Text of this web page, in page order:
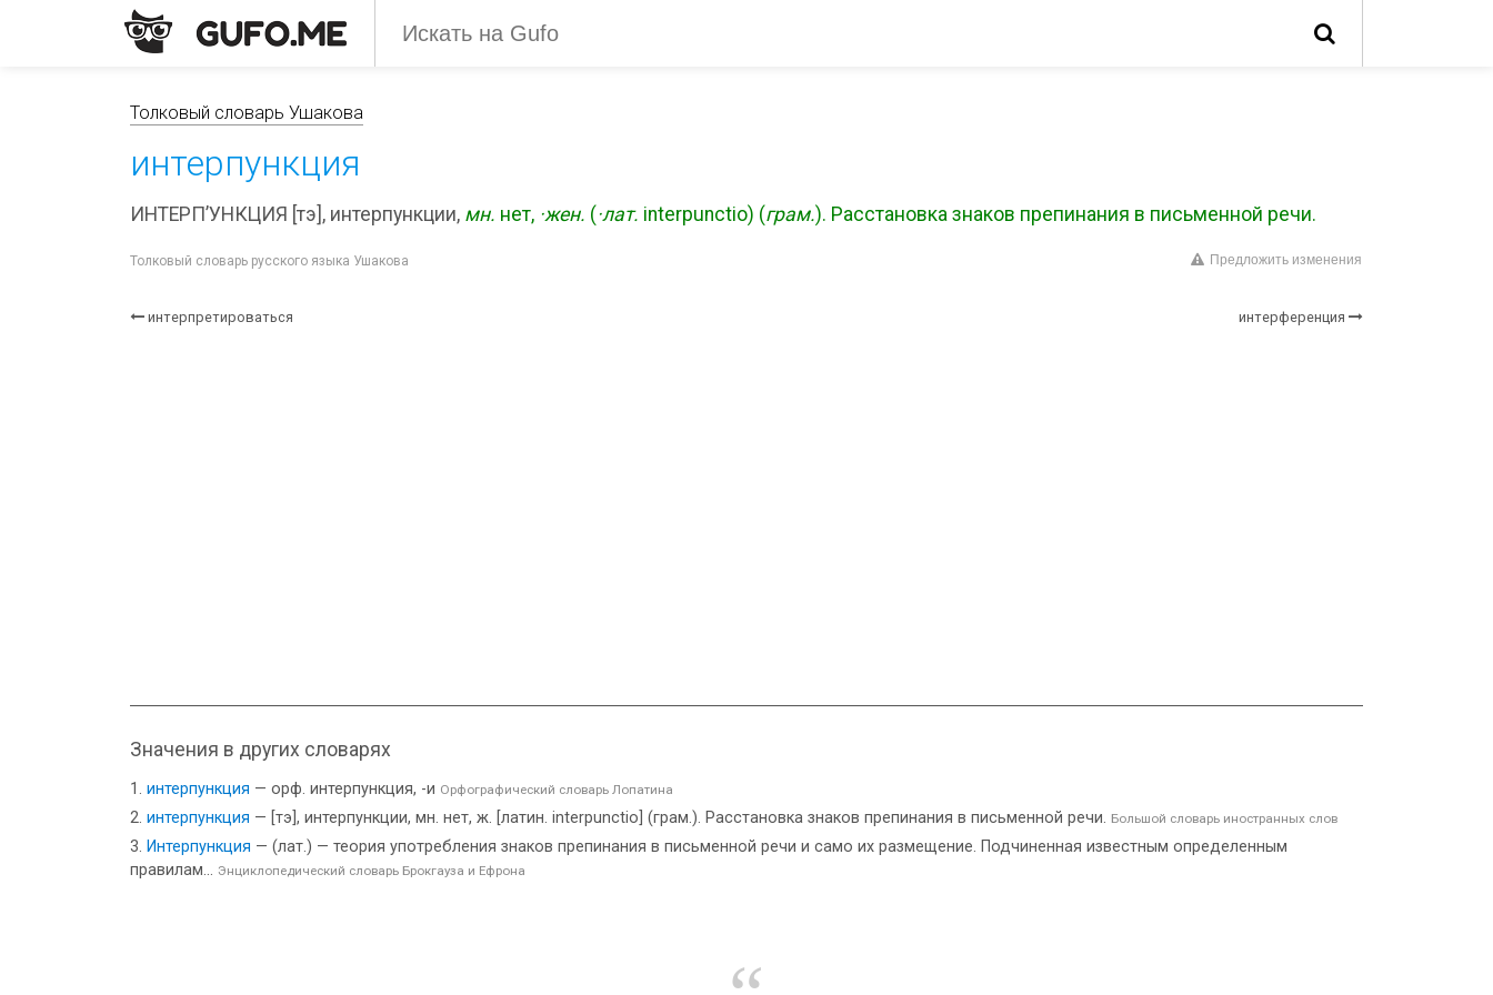
Толковый словарь Ушакова
интерпункция
ИНТЕРП’УНКЦИЯ [тэ], интерпункции, мн. нет, ·жен. ( ·лат. interpunctio) (грам.). Расстановка знаков препинания в письменной речи.
Толковый словарь русского языка Ушакова Предложить изменения
интерпретироваться интерференция
Значения в других словарях
интерпункция — орф. интерпункция, -и Орфографический словарь Лопатина
интерпункция — [тэ], интерпункции, мн. нет, ж. [латин. interpunctio] (грам.). Расстановка знаков препинания в письменной речи. Большой словарь иностранных слов
Интерпункция — (лат.) — теория употребления знаков препинания в письменной речи и само их размещение. Подчиненная известным определенным
правилам... Энциклопедический словарь Брокгауза и Ефрона